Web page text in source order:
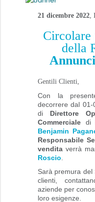
21 dicembre 2022,
della
Gentili Clienti,
Con la
decorrere dal 01-
di Direttore
Commerciale di
Benjamin
Responsabile
vendita verrà
Roscio
Sarà premura del
clienti,
aziende per
loro esigenze.